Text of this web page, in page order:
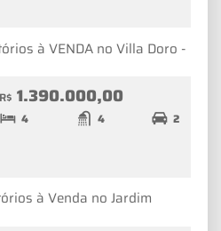
à VENDA no Villa Doro -
R$ 1.390.000,00
4 4 2
à Venda no Jardim